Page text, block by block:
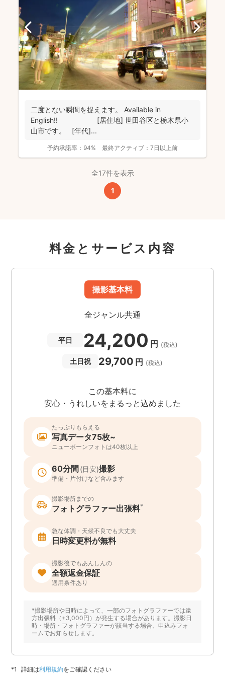
二度とない瞬間を捉えます。 Available in
English!! [居住地] 世田谷区と栃木県小
山市です。 [年代]...
予約承諾率： 94% 最終アクティブ： 7日以上前
全17件を表示
1
料金とサービス内容
撮影基本料
全ジャンル共通
平日 24,200 円 (税込)
土日祝 29,700 円 (税込)
この基本料に
安心・うれしいをまるっと込めました
たっぷりもらえる
写真データ75枚~
ニューボーンフォトは40枚以上
60分間 (目安)撮影
準備・片付けなど含みます
撮影場所までの
フォトグラファー出張料*
急な体調・天候不良でも大丈夫
日時変更料が無料
撮影後でもあんしんの
全額返金保証
適用条件あり
*撮影場所や日時によって、一部のフォトグラファーでは遠
方出張料（+3,000円）が発生する場合があります。撮影日
時・場所・フォトグラファーが該当する場合、申込みフォ
ームでお知らせします。
詳細は利用規約をご確認ください